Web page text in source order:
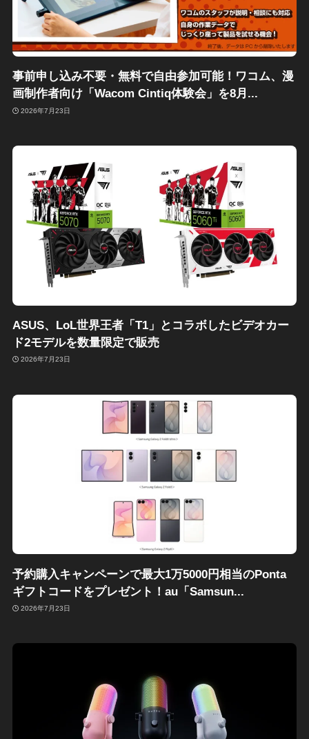
事前申し込み不要・無料で自由参加可能！ワコム、漫
画制作者向け「Wacom Cintiq体験会」を8月...
2026年7月23日
ASUS、LoL世界王者「T1」とコラボしたビデオカー
ド2モデルを数量限定で販売
2026年7月23日
予約購入キャンペーンで最大1万5000円相当のPonta
ギフトコードをプレゼント！au「Samsun...
2026年7月23日